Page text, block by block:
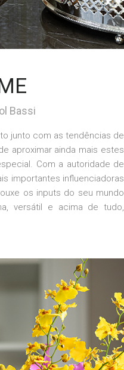
Bassi
junto com as tendências de
aproximar ainda mais estes
. Com a autoridade de
importantes influenciadoras
os inputs do seu mundo
versátil e acima de tudo,